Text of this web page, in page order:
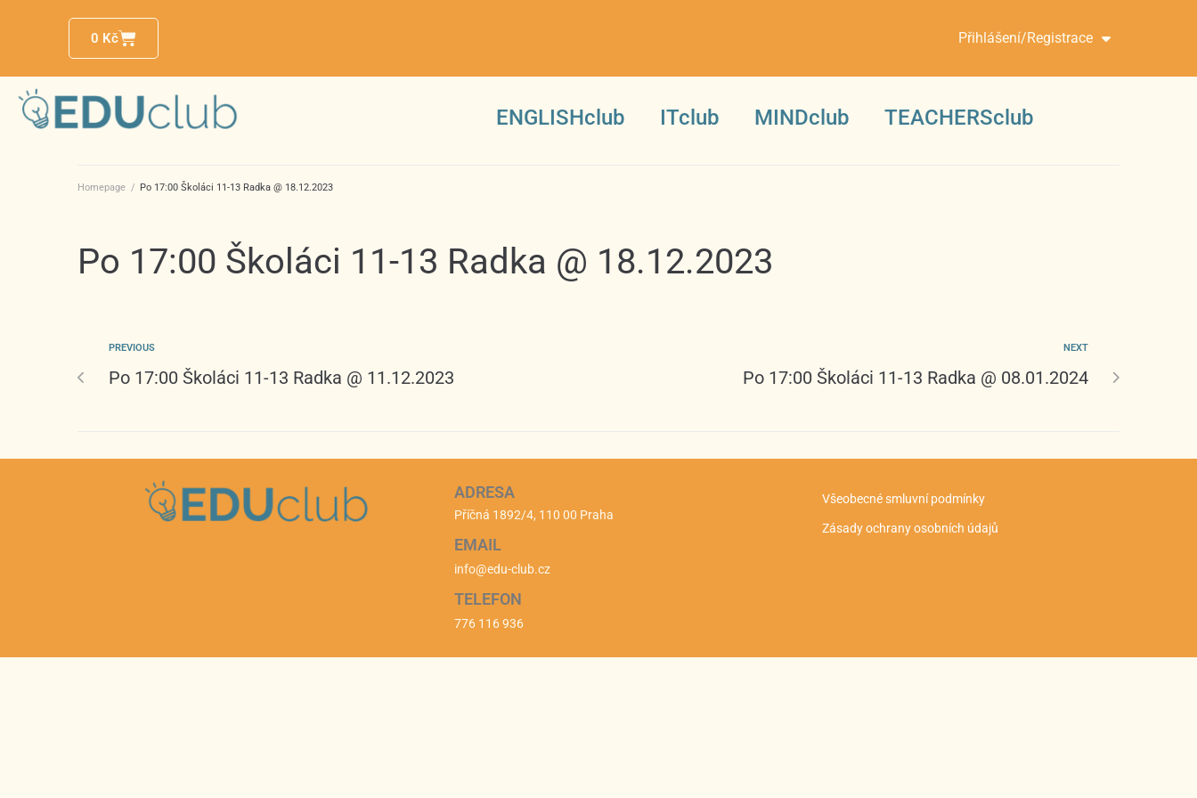
0 Kč Přihlášení/Registrace
ENGLISHclub ITclub MINDclub TEACHERSclub
Homepage / Po 17:00 Školáci 11-13 Radka @ 18.12.2023
Po 17:00 Školáci 11-13 Radka @ 18.12.2023
PREVIOUS
Po 17:00 Školáci 11-13 Radka @ 11.12.2023
NEXT
Po 17:00 Školáci 11-13 Radka @ 08.01.2024
ADRESA
Příčná 1892/4, 110 00 Praha
EMAIL
info@edu-club.cz
TELEFON
776 116 936
Všeobecné smluvní podmínky
Zásady ochrany osobních údajů